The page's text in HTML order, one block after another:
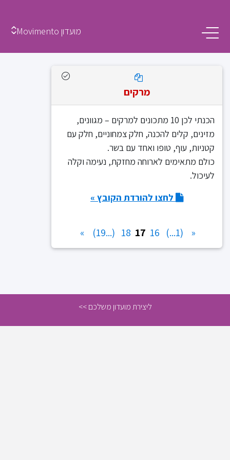
מועדון Movimento
מרקים
הכנתי לכן 10 מתכונים למרקים – מגוונים,
מזינים, קלים להכנה, חלק צמחוניים, חלק עם
קטניות, עוף, טופו ואחד עם בשר.
כולם מתאימים לארוחה מחזקת, נעימה וקלה
לעיכול.
לחצו להורדת הקובץ »
«
(1...)
16
17
18
(...19)
»
ליצירת מועדון משלכם >>